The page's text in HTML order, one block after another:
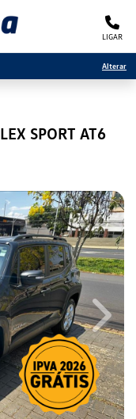
LIGAR
Alterar
SPORT AT6
Next